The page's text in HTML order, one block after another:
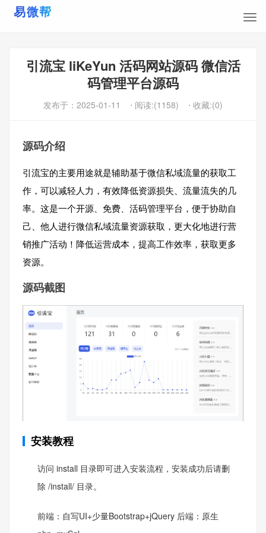
引流宝 liKeYun 活码网站源码 微信活
码管理平台源码
发布于： 2025-01-11 ⋅ 阅读:(1158) ⋅ 收藏:(0)
源码介绍
引流宝的主要用途就是辅助基于微信私域流量的获取工
作，可以减轻人力，有效降低资源损失、流量流失的几
率。这是一个开源、免费、活码管理平台，便于协助自
己、他人进行微信私域流量资源获取，更大化地进行营
销推广活动！降低运营成本，提高工作效率，获取更多
资源。
源码截图
安装教程
访问 install 目录即可进入安装流程，安装成功后请删
除 /install/ 目录。
前端：自写UI+少量Bootstrap+jQuery 后端：原生